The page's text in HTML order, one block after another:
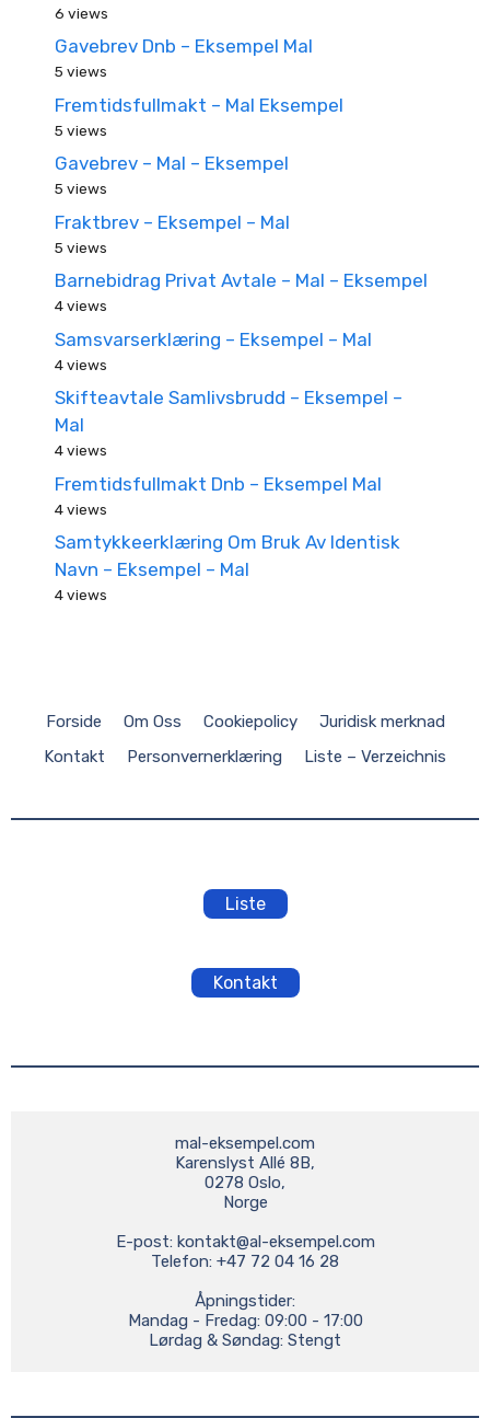
6 views
Gavebrev Dnb – Eksempel Mal
5 views
Fremtidsfullmakt – Mal Eksempel
5 views
Gavebrev – Mal – Eksempel
5 views
Fraktbrev – Eksempel – Mal
5 views
Barnebidrag Privat Avtale – Mal – Eksempel
4 views
Samsvarserklæring – Eksempel – Mal
4 views
Skifteavtale Samlivsbrudd – Eksempel –
Mal
4 views
Fremtidsfullmakt Dnb – Eksempel Mal
4 views
Samtykkeerklæring Om Bruk Av Identisk
Navn – Eksempel – Mal
4 views
Forside Om Oss Cookiepolicy
Juridisk merknad
Kontakt
Personvernerklæring Liste – Verzeichnis
Liste
Kontakt
mal-eksempel.com
Karenslyst Allé 8B,
0278 Oslo,
Norge
E-post: kontakt@al-eksempel.com
Telefon: +47 72 04 16 28
Åpningstider:
Mandag - Fredag: 09:00 - 17:00
Lørdag & Søndag: Stengt